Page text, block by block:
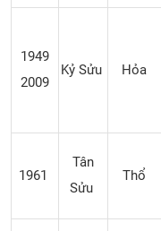
1949
2009
Kỷ Sửu Hỏa
1961
Tân
Sửu
Thổ